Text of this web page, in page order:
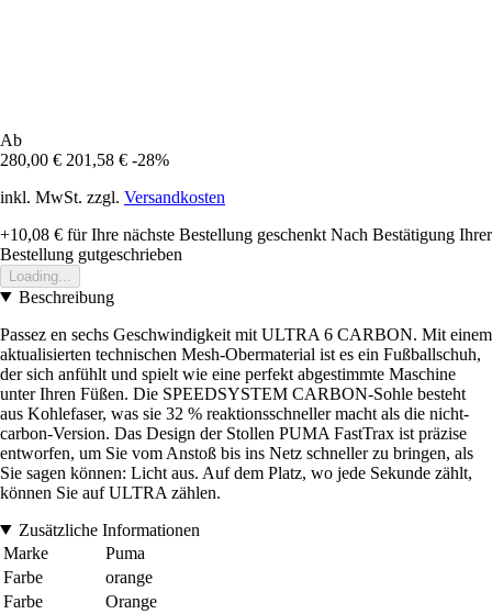
Ab
280,00 € 201,58 € -28%
inkl. MwSt. zzgl. Versandkosten
+10,08 € für Ihre nächste Bestellung geschenkt Nach Bestätigung Ihrer
Bestellung gutgeschrieben
Loading...
Beschreibung
Passez en sechs Geschwindigkeit mit ULTRA 6 CARBON. Mit einem
aktualisierten technischen Mesh-Obermaterial ist es ein Fußballschuh,
der sich anfühlt und spielt wie eine perfekt abgestimmte Maschine
unter Ihren Füßen. Die SPEEDSYSTEM CARBON-Sohle besteht
aus Kohlefaser, was sie 32 % reaktionsschneller macht als die nicht-
carbon-Version. Das Design der Stollen PUMA FastTrax ist präzise
entworfen, um Sie vom Anstoß bis ins Netz schneller zu bringen, als
Sie sagen können: Licht aus. Auf dem Platz, wo jede Sekunde zählt,
können Sie auf ULTRA zählen.
Zusätzliche Informationen
Marke
Puma
Farbe
orange
Farbe
Orange